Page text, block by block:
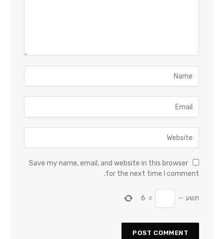
Save my name, email, and website in this browser
for the next time I comment.
תשע −
=
6